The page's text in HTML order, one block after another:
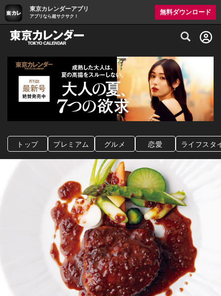
東京カレンダーアプリ
アプリなら超サクサク！
無料ダウンロード
グルメ情報・プレミアムレストラン予約
トップ プレミアム グルメ 恋愛 ライフスタ